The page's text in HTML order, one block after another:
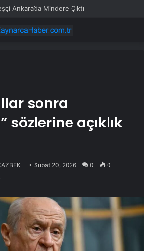
Ankara’da Mindere Çıktı
sonra
sözlerine açıklık
Şubat 20, 2026 0 0